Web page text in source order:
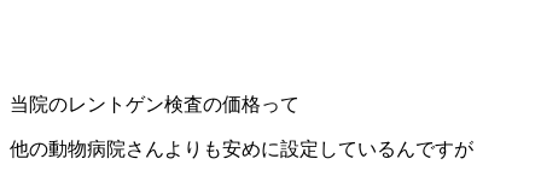
当院のレントゲン検査の価格って
他の動物病院さんよりも安めに設定しているんですが